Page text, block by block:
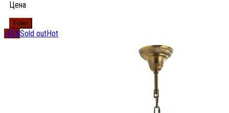
Цена
Filter
-45%Sold outHot